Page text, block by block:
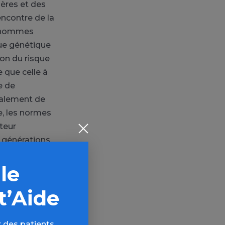
et des
de la
génétique
du risque
celle à
de
de
les normes
la
enfants que
des pères
était
a
bien que